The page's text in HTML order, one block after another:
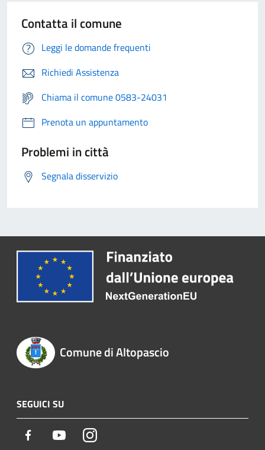
Contatta il comune
Leggi le domande frequenti
Richiedi Assistenza
Chiama il comune 0583-24031
Prenota un appuntamento
Problemi in città
Segnala disservizio
Comune di Altopascio
SEGUICI SU
Facebook YoutubeInstagram